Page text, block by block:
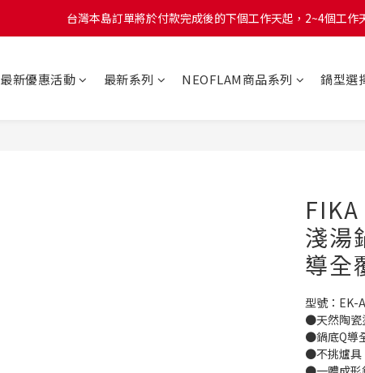
台灣本島訂單將於付款完成後的下個工作天起，2~4個工作
台灣本島訂單將於付款完成後的下個工作天起，2~4個工作
台灣本島訂單將於付款完成後的下個工作天起，2~4個工作
最新優惠活動 最新系列 NEOFLAM商品系列 鍋型選
淺湯
導全
型號：EK-
●天然陶瓷
●鍋底Q導
●不挑爐具